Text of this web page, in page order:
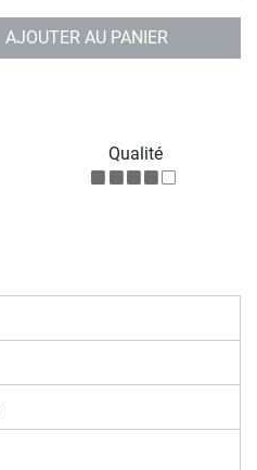
AJOUTER AU PANIER
Qualité